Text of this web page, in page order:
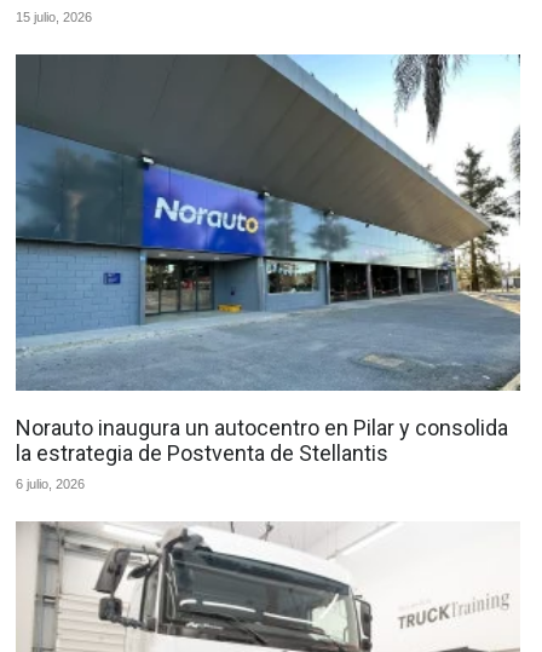
15 julio, 2026
Norauto inaugura un autocentro en Pilar y consolida
la estrategia de Postventa de Stellantis
6 julio, 2026